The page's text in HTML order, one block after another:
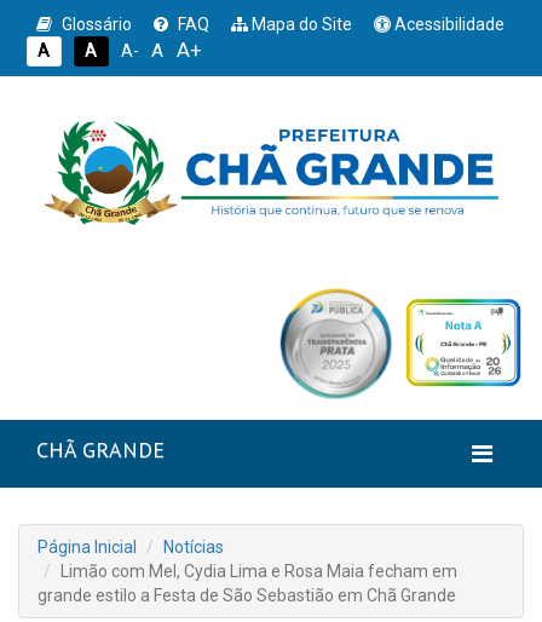
Glossário FAQ Mapa do Site
Acessibilidade
A
A A- A A+
CHÃ GRANDE
Página Inicial
Notícias
Limão com Mel, Cydia Lima e Rosa Maia fecham em
grande estilo a Festa de São Sebastião em Chã Grande